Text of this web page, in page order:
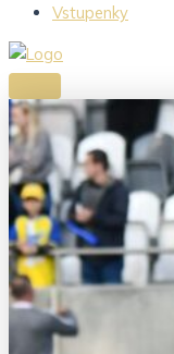
Vstupenky